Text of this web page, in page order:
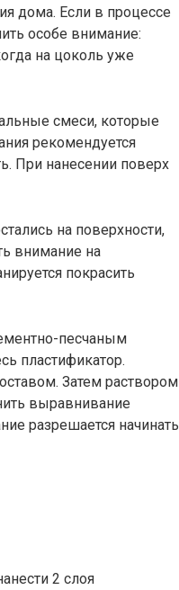
дома. Если в процессе
особе внимание:
на цоколь уже
смеси, которые
рекомендуется
При нанесении поверх
на поверхности,
внимание на
покрасить
песчаным
пластификатор.
Затем раствором
выравнивание
разрешается начинать
2 слоя